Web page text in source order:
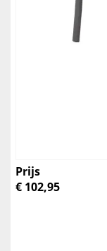
Prijs
€ 102,95